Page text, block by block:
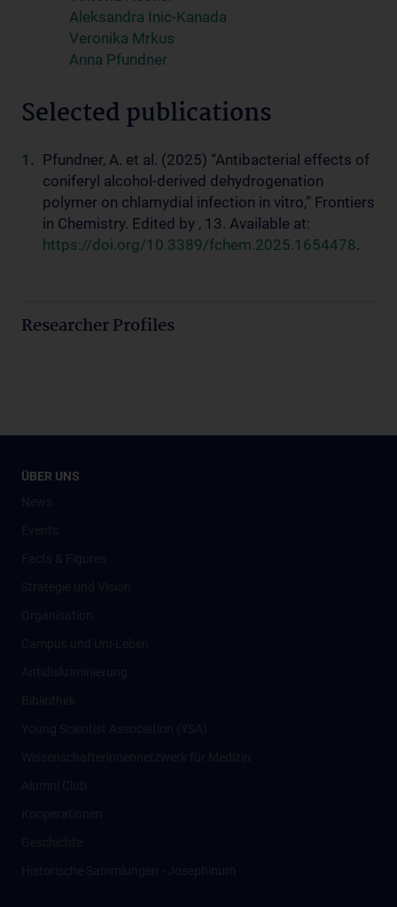
Aleksandra Inic-Kanada
Veronika Mrkus
Anna Pfundner
Selected publications
Pfundner, A. et al. (2025) “Antibacterial effects of
coniferyl alcohol-derived dehydrogenation
polymer on chlamydial infection in vitro,” Frontiers
in Chemistry. Edited by , 13. Available at:
https://doi.org/10.3389/fchem.2025.1654478.
Researcher Profiles
ÜBER UNS